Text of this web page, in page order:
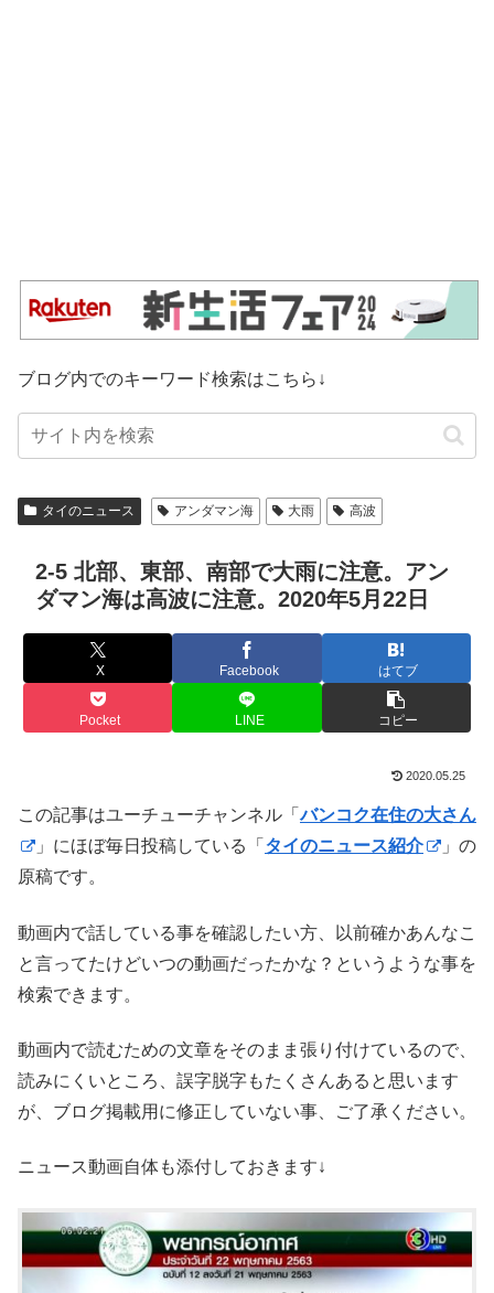
ブログ内でのキーワード検索はこちら↓
タイのニュース アンダマン海 大雨 高波
2-5 北部、東部、南部で大雨に注意。アン
ダマン海は高波に注意。2020年5月22日
X Facebook はてブ
Pocket LINE コピー
2020.05.25
この記事はユーチューチャンネル「バンコク在住の大さん
」にほぼ毎日投稿している「 タイのニュース紹介
」の
原稿です。
動画内で話している事を確認したい方、以前確かあんなこ
と言ってたけどいつの動画だったかな？というような事を
検索できます。
動画内で読むための文章をそのまま張り付けているので、
読みにくいところ、誤字脱字もたくさんあると思います
が、ブログ掲載用に修正していない事、ご了承ください。
ニュース動画自体も添付しておきます↓